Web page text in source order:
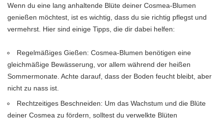
Wenn du eine lang anhaltende Blüte deiner Cosmea-Blumen
genießen möchtest, ist es wichtig, dass du sie richtig pflegst und
vermehrst. Hier sind einige Tipps, die dir dabei helfen:
Regelmäßiges Gießen: Cosmea-Blumen benötigen eine
gleichmäßige Bewässerung, vor allem während der heißen
Sommermonate. Achte darauf, dass der Boden feucht bleibt, aber
nicht zu nass ist.
Rechtzeitiges Beschneiden: Um das Wachstum und die Blüte
deiner Cosmea zu fördern, solltest du verwelkte Blüten